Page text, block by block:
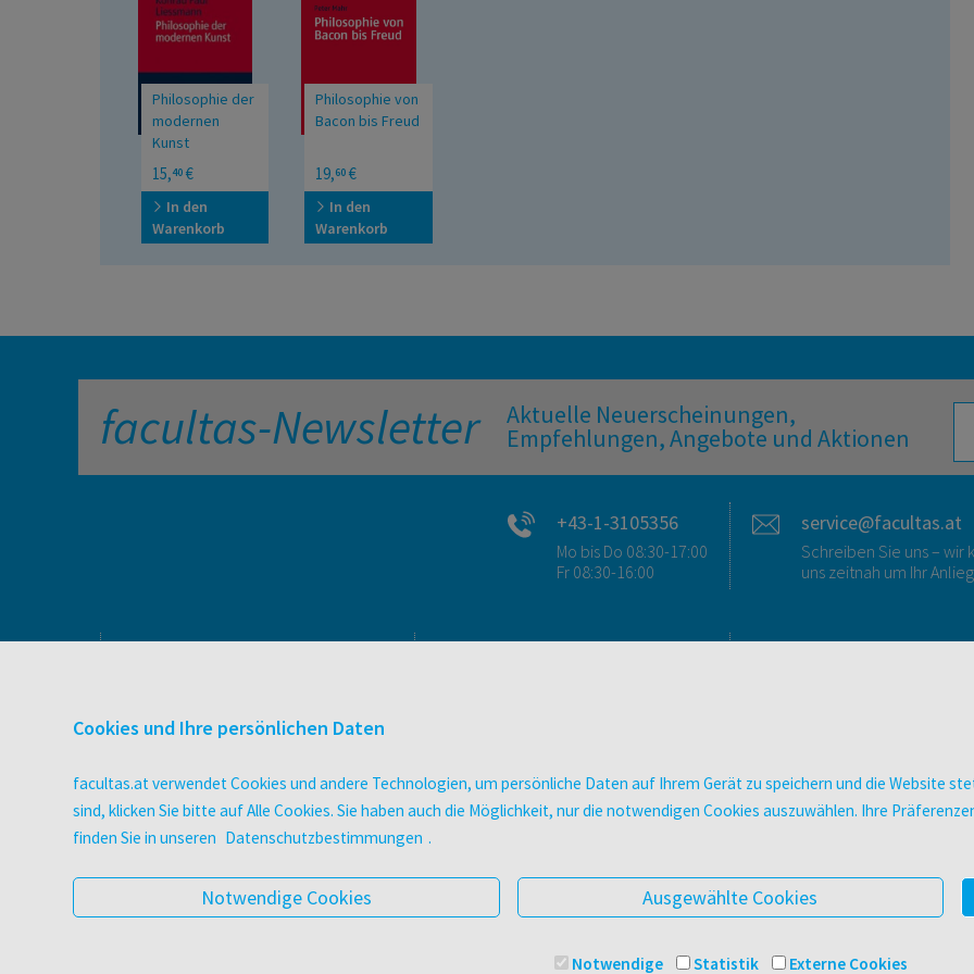
Philosophie der
modernen
Kunst
15,40 €
In den
Warenkorb
Philosophie von
Bacon bis Freud
19,60 €
In den
Warenkorb
facultas-Newsletter Aktuelle Neuerscheinungen,
Empfehlungen, Angebote und Aktionen
+43-1-3105356
Mo bis Do 08:30-17:00
Fr 08:30-16:00
service@facultas.at
Schreiben Sie uns – wir
uns zeitnah um Ihr
Buchhandel
Druckerei facultas druckt.
Wissen Magazin
Pflegeausbildung
Ansprechpartner:innen
So finden Sie uns
E-Books
facultas Club
Cookies und Ihre persönlichen Daten
facultas.at verwendet Cookies und andere Technologien, um persönliche Daten auf Ihrem Gerät zu speichern und die Website
sind, klicken Sie bitte auf Alle Cookies. Sie haben auch die Möglichkeit, nur die notwendigen Cookies auszuwählen. Ihre
finden Sie in unseren Datenschutzbestimmungen .
Notwendige Cookies Ausgewählte Cookies
Notwendige Statistik Externe Cookies